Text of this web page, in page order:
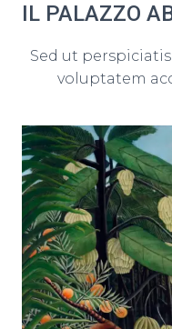
IL PALAZZO
Sed ut
voluptatem